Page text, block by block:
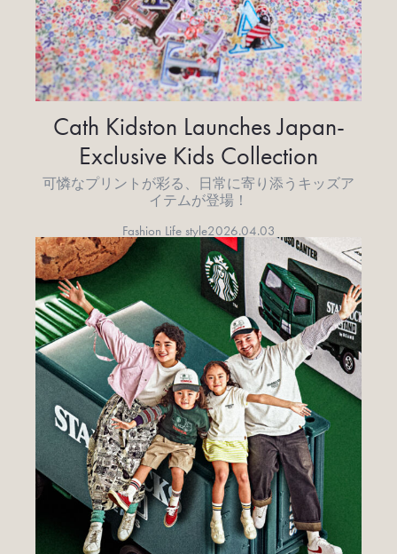
Cath Kidston Launches Japan-
Exclusive Kids Collection
可憐なプリントが彩る、日常に寄り添うキッズア
イテムが登場！
Fashion Life style2026.04.03